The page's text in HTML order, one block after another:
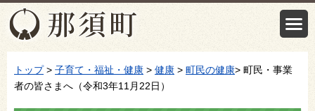
トップ> 子育て・福祉・健康 > 健康 > 町民の健康> 町民・事業
者の皆さまへ（令和3年11月22日）